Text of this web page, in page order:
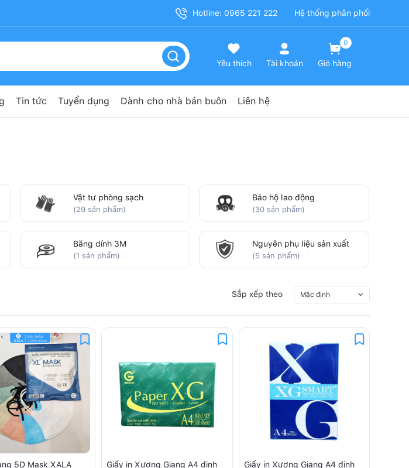
Hotline: 0965 221 222 Hệ thống phân phối
Yêu thích Tài khoản
0
Giỏ hàng
Tin tức Tuyển dụng Dành cho nhà bán buôn Liên hệ
Vật tư phòng sạch
(29 sản phẩm)
Bảo hộ lao động
(30 sản phẩm)
Băng dính 3M
(1 sản phẩm)
Nguyên phụ liệu sản xuất
(5 sản phẩm)
Sắp xếp theo Mặc định
5D Mask XALA
Giấy in Xương Giang A4 định
Giấy in Xương Giang A4 định